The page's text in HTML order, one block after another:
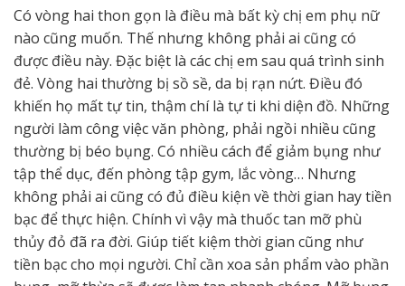
Có vòng hai thon gọn là điều mà bất kỳ chị em phụ nữ
nào cũng muốn. Thế nhưng không phải ai cũng có
được điều này. Đặc biệt là các chị em sau quá trình sinh
đẻ. Vòng hai thường bị sồ sề, da bị rạn nứt. Điều đó
khiến họ mất tự tin, thậm chí là tự ti khi diện đồ. Những
người làm công việc văn phòng, phải ngồi nhiều cũng
thường bị béo bụng. Có nhiều cách để giảm bụng như
tập thể dục, đến phòng tập gym, lắc vòng… Nhưng
không phải ai cũng có đủ điều kiện về thời gian hay tiền
bạc để thực hiện. Chính vì vậy mà thuốc tan mỡ phù
thủy đỏ đã ra đời. Giúp tiết kiệm thời gian cũng như
tiền bạc cho mọi người. Chỉ cần xoa sản phẩm vào phần